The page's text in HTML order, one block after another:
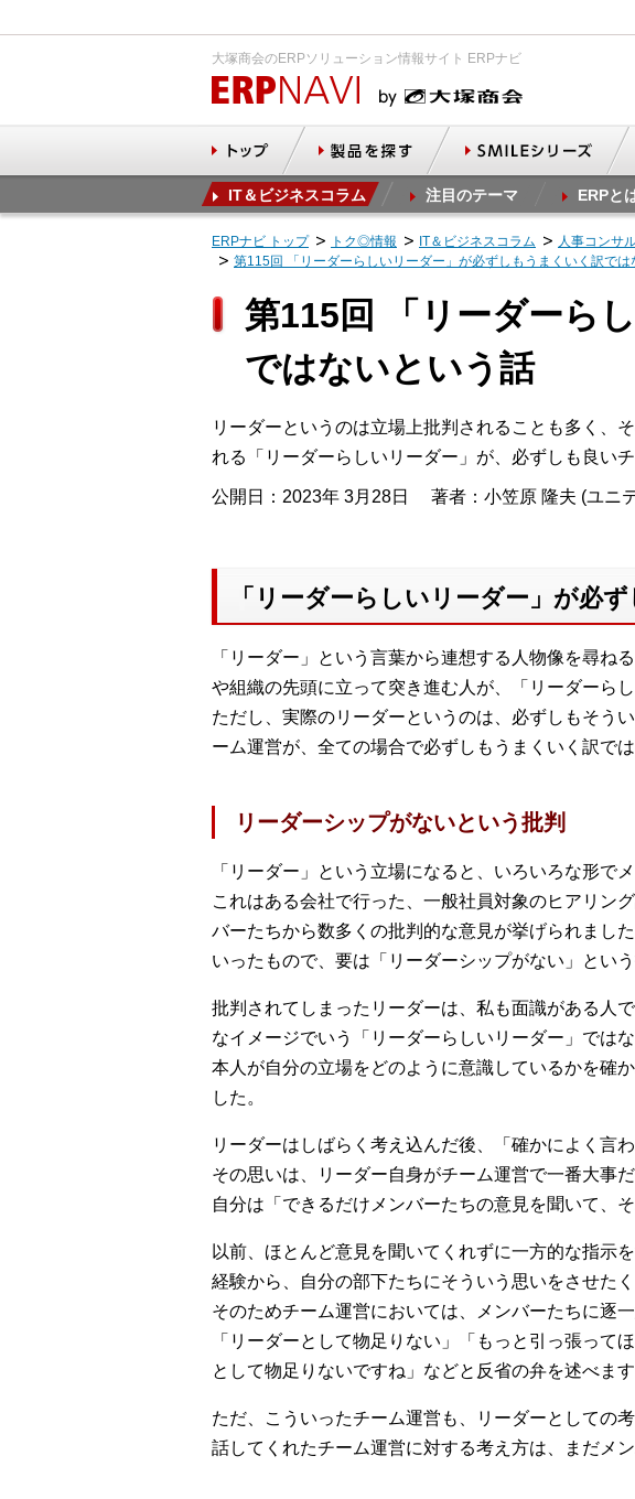
大塚商会のERPソリューション情報サイト ERPナビ
IT＆ビジネスコラム 注目のテーマ ERPと
ERPナビ トップ トク◎情報 IT＆ビジネスコラム
人事コンサ
第115回 「リーダーらしいリーダー」が必ずしもうまくいく訳では
第115回 「リーダーら
ではないという話
リーダーというのは立場上批判されることも多く、
れる「リーダーらしいリーダー」が、必ずしも良い
公開日：2023年 3月28日 著者：小笠原 隆夫 (ユニ
「リーダーらしいリーダー」が必
「リーダー」という言葉から連想する人物像を尋ね
や組織の先頭に立って突き進む人が、「リーダーら
ただし、実際のリーダーというのは、必ずしもそう
ーム運営が、全ての場合で必ずしもうまくいく訳で
リーダーシップがないという批判
「リーダー」という立場になると、いろいろな形で
これはある会社で行った、一般社員対象のヒアリン
バーたちから数多くの批判的な意見が挙げられまし
いったもので、要は「リーダーシップがない」という
批判されてしまったリーダーは、私も面識がある人
なイメージでいう「リーダーらしいリーダー」では
本人が自分の立場をどのように意識しているかを確
した。
リーダーはしばらく考え込んだ後、「確かによく言
その思いは、リーダー自身がチーム運営で一番大事
自分は「できるだけメンバーたちの意見を聞いて、
以前、ほとんど意見を聞いてくれずに一方的な指示
経験から、自分の部下たちにそういう思いをさせたく
そのためチーム運営においては、メンバーたちに逐
「リーダーとして物足りない」「もっと引っ張っ
として物足りないですね」などと反省の弁を述べます
ただ、こういったチーム運営も、リーダーとしての
話してくれたチーム運営に対する考え方は、まだメ